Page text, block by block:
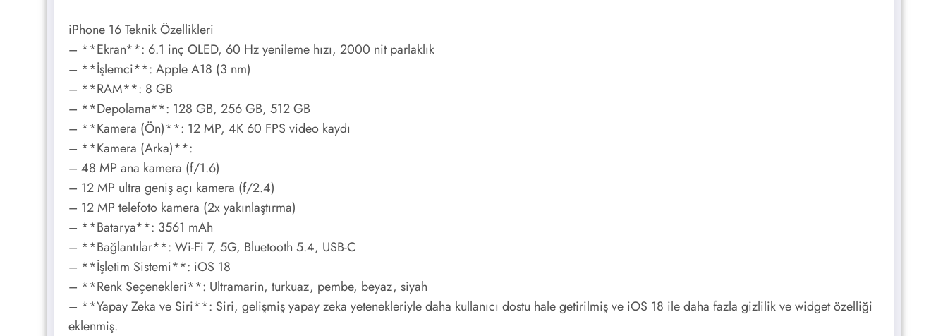
iPhone 16 Teknik Özellikleri
– **Ekran**: 6.1 inç OLED, 60 Hz yenileme hızı, 2000 nit parlaklık
– **İşlemci**: Apple A18 (3 nm)
– **RAM**: 8 GB
– **Depolama**: 128 GB, 256 GB, 512 GB
– **Kamera (Ön)**: 12 MP, 4K 60 FPS video kaydı
– **Kamera (Arka)**:
– 48 MP ana kamera (f/1.6)
– 12 MP ultra geniş açı kamera (f/2.4)
– 12 MP telefoto kamera (2x yakınlaştırma)
– **Batarya**: 3561 mAh
– **Bağlantılar**: Wi-Fi 7, 5G, Bluetooth 5.4, USB-C
– **İşletim Sistemi**: iOS 18
– **Renk Seçenekleri**: Ultramarin, turkuaz, pembe, beyaz, siyah
– **Yapay Zeka ve Siri**: Siri, gelişmiş yapay zeka yetenekleriyle daha kullanıcı dostu hale getirilmiş ve iOS 18 ile daha fazla gizlilik ve widget özelliği
eklenmiş.